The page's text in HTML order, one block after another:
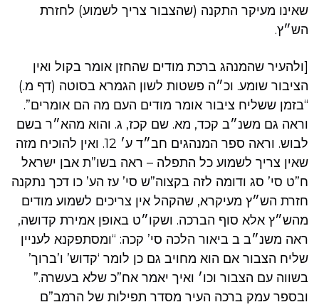
שאינו מעיקר התקנה (שהצבור צריך לשמוע) לחזרת
הש״ץ.
[ולהעיר שהמנהג ברכת מודים שהחזן אומר בקול ואין
הציבור שומע. וכ״ה פשטות לשון הגמרא בסוטה (דף מ.)
“בזמן ששליח ציבור אומר מודים העם מה הם אומרים”.
וראה גם משנ״ב קכד, מא. שם קכז, ג. והוא מהא״ר בשם
לבוש. וראה ספר המנהגים חב״ד ע׳ 12. ואין להוכיח מזה
שאין צריך לשמוע כל התפלה – ראה בשו”ת אבן ישראל
ח”ט סי’ סג ודומה לזה בקצוה”ש סי’ עז הע’ כו דכך נתקנה
חזרת הש״ץ מעיקרא, שהקהל אין צריכים לשמוע מודים
מהש״ץ אלא סוף הברכה. ושקו״ט באופן אמירת קדושה,
ראה משנ״ב ב ביאור הלכה סי’ קכה: “ומסתפקנא לעניין
שליח הצבור אם הוא מחויב גם כן לומר ‘קדוש’ ו’ברוך’
בשווה עם הצבור וכו׳ ואיך יאמר אח”כ שלא בעשרה.”
ובספר עמק ברכה העיר מסדר תפילות של הרמב”ם